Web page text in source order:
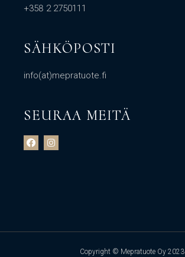
+358 2 2750111
SÄHKÖPOSTI
info(at)mepratuote.fi
SEURAA MEITÄ
Copyright © Mepratuote Oy 2023